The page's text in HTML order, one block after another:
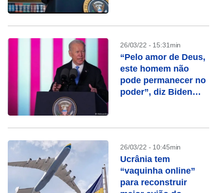
26/03/22 - 15:31min
“Pelo amor de Deus,
este homem não
pode permanecer no
poder”, diz Biden
26/03/22 - 10:45min
Ucrânia tem
“vaquinha online”
para reconstruir